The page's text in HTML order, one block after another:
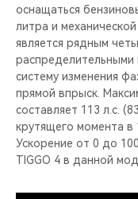
оснащаться
литра и
является рядным
распределительными
систему изменения
прямой впрыск.
составляет 113 л.с.
крутящего момента в
Ускорение от 0 до
TIGGO 4 в данной